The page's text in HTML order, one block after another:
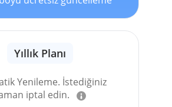
Yıllık Planı
Yenileme. İstediğiniz
iptal edin.